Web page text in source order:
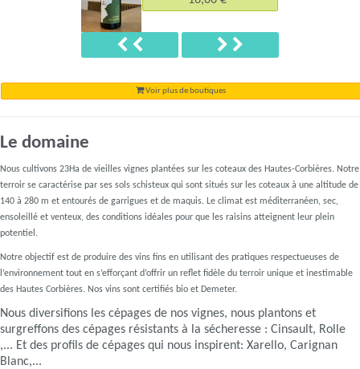
Précédent Suivant
Voir plus de boutiques
Le domaine
Nous cultivons 23Ha de vieilles vignes plantées sur les coteaux des Hautes-Corbières. Notre
terroir se caractérise par ses sols schisteux qui sont situés sur les coteaux à une altitude de
140 à 280 m et entourés de garrigues et de maquis. Le climat est méditerranéen, sec,
ensoleillé et venteux, des conditions idéales pour que les raisins atteignent leur plein
potentiel.
Notre objectif est de produire des vins fins en utilisant des pratiques respectueuses de
l’environnement tout en s’efforçant d’offrir un reflet fidèle du terroir unique et inestimable
des Hautes Corbières. Nos vins sont certifiés bio et Demeter.
Nous diversifions les cépages de nos vignes, nous plantons et
surgreffons des cépages résistants à la sécheresse : Cinsault, Rolle
,... Et des profils de cépages qui nous inspirent: Xarello, Carignan
Blanc,...